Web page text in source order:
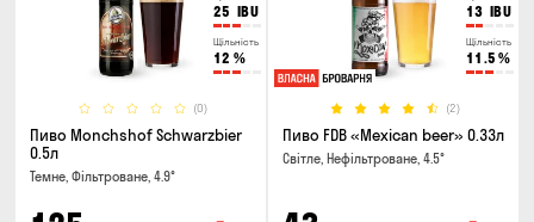
25 IBU
Щільність
12 %
(0)
Пиво Monchshof Schwarzbier
0.5л
Темне, Фільтроване, 4.9°
13 IBU
Щільність
11.5 %
(2)
Пиво FDB «Mexican beer» 0.33л
Світле, Нефільтроване, 4.5°